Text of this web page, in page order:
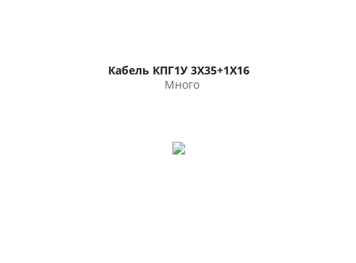
Кабель КПГ1У 3Х35+1Х16
Много